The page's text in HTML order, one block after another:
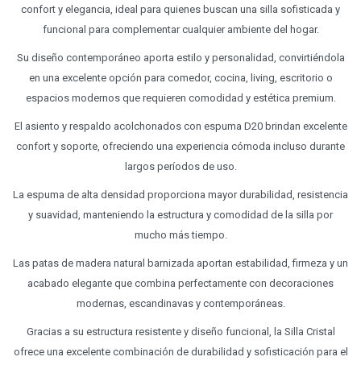
confort y elegancia, ideal para quienes buscan una silla sofisticada y
funcional para complementar cualquier ambiente del hogar.
Su diseño contemporáneo aporta estilo y personalidad, convirtiéndola
en una excelente opción para comedor, cocina, living, escritorio o
espacios modernos que requieren comodidad y estética premium.
El asiento y respaldo acolchonados con espuma D20 brindan excelente
confort y soporte, ofreciendo una experiencia cómoda incluso durante
largos períodos de uso.
La espuma de alta densidad proporciona mayor durabilidad, resistencia
y suavidad, manteniendo la estructura y comodidad de la silla por
mucho más tiempo.
Las patas de madera natural barnizada aportan estabilidad, firmeza y un
acabado elegante que combina perfectamente con decoraciones
modernas, escandinavas y contemporáneas.
Gracias a su estructura resistente y diseño funcional, la Silla Cristal
ofrece una excelente combinación de durabilidad y sofisticación para el